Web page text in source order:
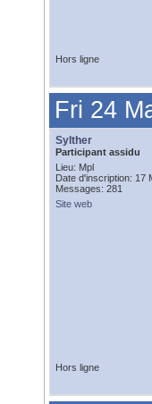
Hors ligne
Fri 24
Sylther
Participant assidu
Lieu: Mpl
Date d'inscription: 17
Messages: 281
Site web
Hors ligne